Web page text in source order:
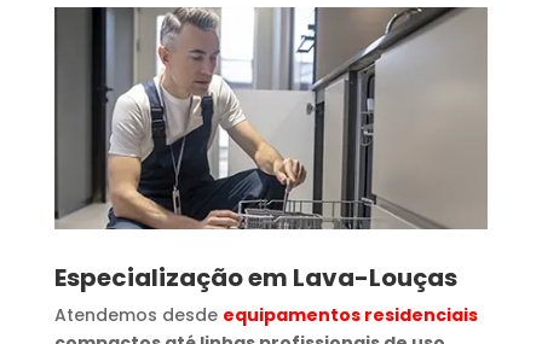
Especialização em Lava-Louças
Atendemos desde equipamentos residenciais